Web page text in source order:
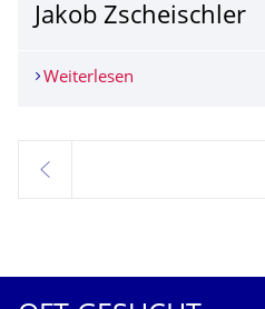
Jakob Zscheischler
Weiterlesen
zurück